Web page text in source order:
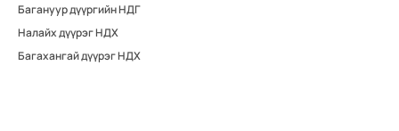
Багануур дүүргийн НДГ
Налайх дүүрэг НДХ
Багахангай дүүрэг НДХ